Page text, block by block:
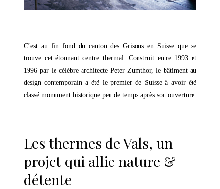
C’est au fin fond du canton des Grisons en Suisse que se
trouve cet étonnant centre thermal. Construit entre 1993 et
1996 par le célèbre architecte Peter Zumthor, le bâtiment au
design contemporain a été le premier de Suisse à avoir été
classé monument historique peu de temps après son ouverture.
Les thermes de Vals, un
projet qui allie nature &
détente